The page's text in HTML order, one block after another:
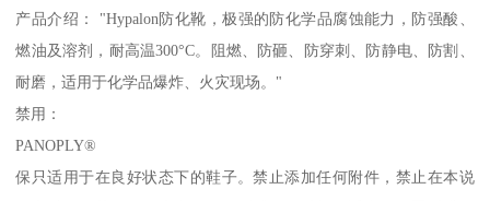
产品介绍： "Hypalon防化靴，极强的防化学品腐蚀能力，防强酸、
燃油及溶剂，耐高温300°C。阻燃、防砸、防穿刺、防静电、防割、
耐磨，适用于化学品爆炸、火灾现场。"
禁用：
PANOPLY®
保只适用于在良好状态下的鞋子。禁止添加任何附件，禁止在本说